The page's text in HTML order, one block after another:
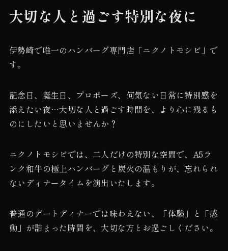
大切な人と過ごす特別な夜に
伊勢崎で唯一のハンバーグ専門店「ニクノトモシビ」で
す。
記念日、誕生日、プロポーズ、何気ない日常に特別感を
添えたい夜…大切な人と過ごす時間を、より心に残るも
のにしたいと思いませんか？
ニクノトモシビでは、二人だけの特別な空間で、A5ラ
ンク和牛の極上ハンバーグと炭火の温もりが、忘れられ
ないディナータイムを演出いたします。
普通のデートディナーでは味わえない、「体験」と「感
動」が詰まった時間を、大切な方とお過ごしください。